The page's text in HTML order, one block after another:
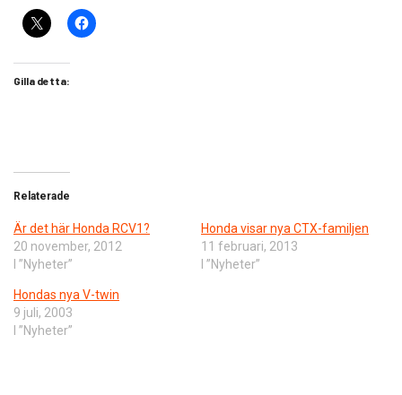
Gilla detta:
Relaterade
Är det här Honda RCV1?
20 november, 2012
I ”Nyheter”
Honda visar nya CTX-familjen
11 februari, 2013
I ”Nyheter”
Hondas nya V-twin
9 juli, 2003
I ”Nyheter”